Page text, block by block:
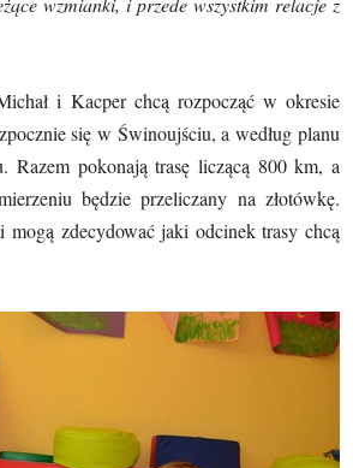
i Kacper chcą rozpocząć w okresie
się w Świnoujściu, a według planu
Razem pokonają trasę liczącą 800 km, a
będzie przeliczany na złotówkę.
mogą zdecydować jaki odcinek trasy chcą